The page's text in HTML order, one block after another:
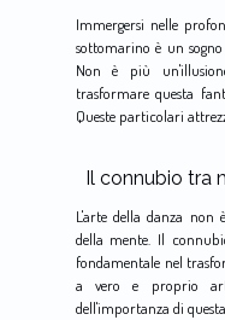
Immergersi nelle
sottomarino è un
Non è più
trasformare questa
Queste particolari
Il connubio tra
L'arte della danza non
della mente. Il
fondamentale nel
a vero e proprio
dell'importanza di